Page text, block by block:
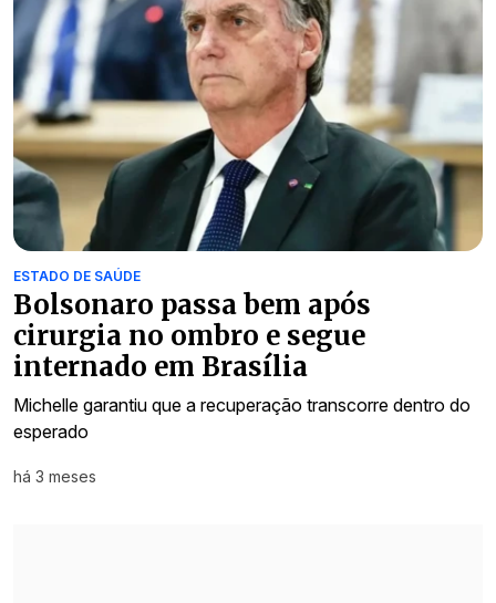
ESTADO DE SAÚDE
Bolsonaro passa bem após
cirurgia no ombro e segue
internado em Brasília
Michelle garantiu que a recuperação transcorre dentro do
esperado
há 3 meses